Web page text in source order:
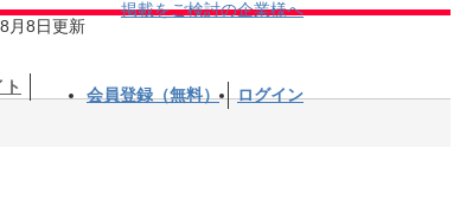
月8日更新
掲載をご検討の企業様へ
会員登録（無料） ログイン